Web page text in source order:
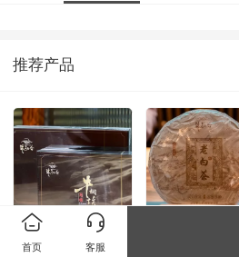
推荐产品
牛栏坑肉桂
首页 客服